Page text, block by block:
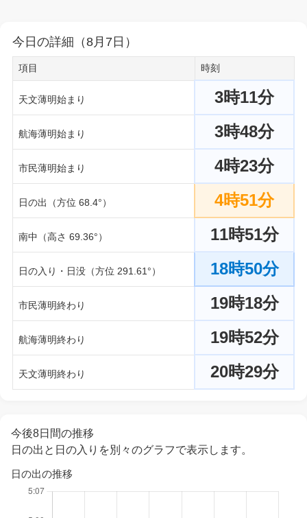
今日の詳細（8月7日）
項目 時刻
天文薄明始まり 3時11分
航海薄明始まり 3時48分
市民薄明始まり 4時23分
日の出（方位 68.4°） 4時51分
南中（高さ 69.36°） 11時51分
日の入り・日没（方位 291.61°） 18時50分
市民薄明終わり 19時18分
航海薄明終わり 19時52分
天文薄明終わり 20時29分
今後8日間の推移
日の出と日の入りを別々のグラフで表示します。
日の出の推移